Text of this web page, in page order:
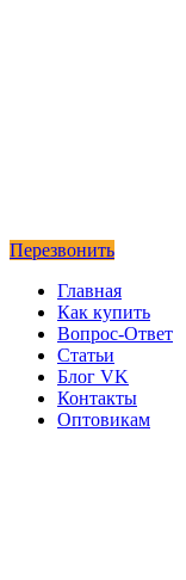
Перезвонить
Главная
Как купить
Вопрос-Ответ
Статьи
Блог VK
Контакты
Оптовикам